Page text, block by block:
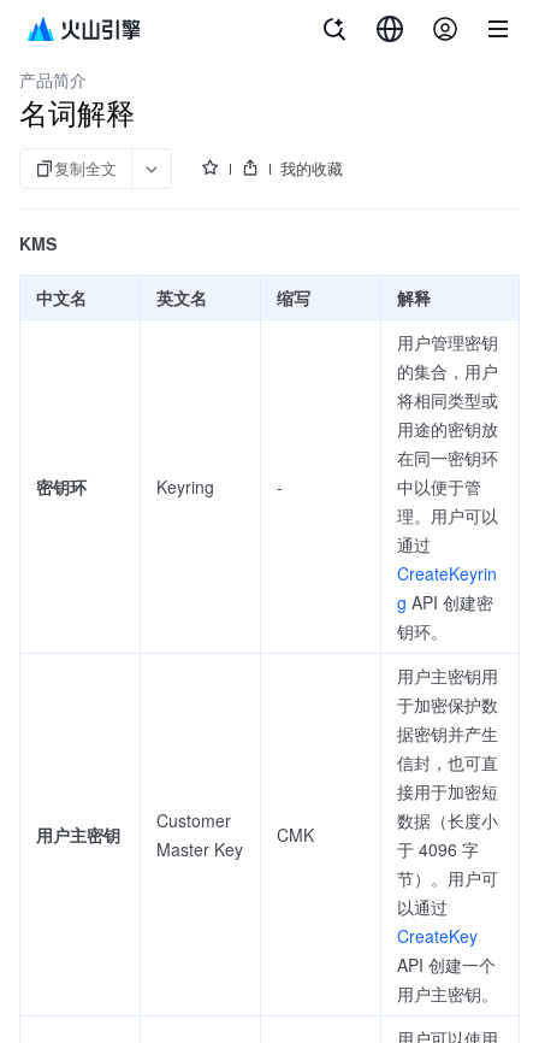
密钥管理系统
产品简介
名词解释
复制全文 我的收藏
KMS
中文名 英文名 缩写 解释
密钥环 Keyring -
用户管理密钥
的集合，用户
将相同类型或
用途的密钥放
在同一密钥环
中以便于管
理。用户可以
通过
CreateKeyrin
g API 创建密
钥环。
用户主密钥
Customer
Master Key
CMK
用户主密钥用
于加密保护数
据密钥并产生
信封，也可直
接用于加密短
数据（长度小
于 4096 字
节）。用户可
以通过
CreateKey
API 创建一个
用户主密钥。
用户可以使用